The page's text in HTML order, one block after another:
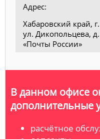
Адрес:
Хабаровский край,
ул. Дикопольцева,
«Почты России»
В данном офисе
дополнительные
расчётное